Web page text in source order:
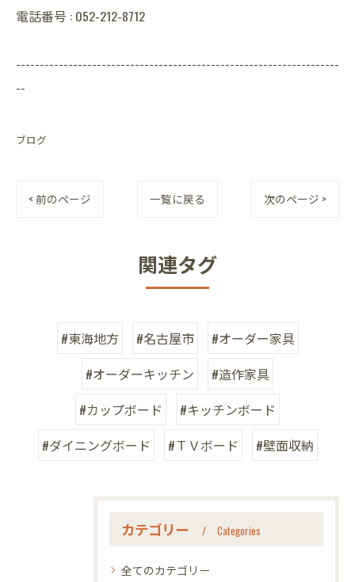
電話番号 : 052-212-8712
--------------------------------------------------------------------
--
ブログ
< 前のページ 一覧に戻る 次のページ >
関連タグ
#東海地方 #名古屋市
#オーダー家具
#オーダーキッチン
#造作家具
#カップボード
#キッチンボード
#ダイニングボード
#ＴＶボード #壁面収納
カテゴリー Categories
全てのカテゴリー